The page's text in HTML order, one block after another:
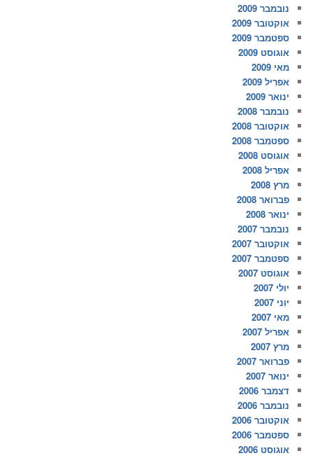
נובמבר 2009
אוקטובר 2009
ספטמבר 2009
אוגוסט 2009
מאי 2009
אפריל 2009
ינואר 2009
נובמבר 2008
אוקטובר 2008
ספטמבר 2008
אוגוסט 2008
אפריל 2008
מרץ 2008
פברואר 2008
ינואר 2008
נובמבר 2007
אוקטובר 2007
ספטמבר 2007
אוגוסט 2007
יולי 2007
יוני 2007
מאי 2007
אפריל 2007
מרץ 2007
פברואר 2007
ינואר 2007
דצמבר 2006
נובמבר 2006
אוקטובר 2006
ספטמבר 2006
אוגוסט 2006